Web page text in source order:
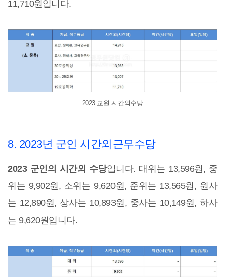
11,710원입니다.
2023 교원 시간외수당
8. 2023년 군인 시간외근무수당
2023 군인의 시간외 수당입니다. 대위는 13,596원, 중
위는 9,902원, 소위는 9,620원, 준위는 13,565원, 원사
는 12,890원, 상사는 10,893원, 중사는 10,149원, 하사
는 9,620원입니다.